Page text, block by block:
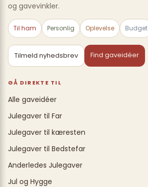
og gavevinkler.
Til ham Personlig Oplevelse Budget
Tilmeld nyhedsbrev Find gaveidéer
GÅ DIREKTE TIL
Alle gaveidéer
Julegaver til Far
Julegaver til kæresten
Julegaver til Bedstefar
Anderledes Julegaver
Jul og Hygge